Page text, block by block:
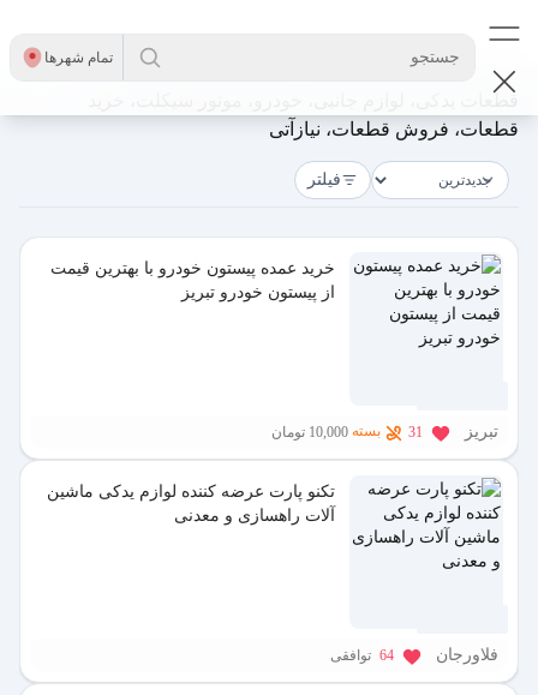
تمام شهر‌ها جستجو
قطعات یدکی، لوازم جانبی، خودرو، موتور سیکلت، خرید
قطعات، فروش قطعات، نیازآتی
فیلتر
خرید عمده پیستون خودرو با بهترین قیمت
از پیستون خودرو تبریز
تبریز 31 بسته 10,000 تومان
تکنو پارت عرضه کننده لوازم یدکی ماشین
آلات راهسازی و معدنی
فلاورجان 64 توافقی